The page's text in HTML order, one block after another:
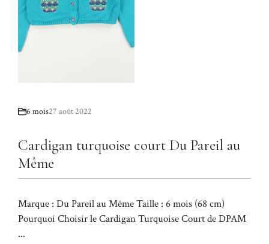
6 mois27 août 2022
Cardigan turquoise court Du Pareil au
Même
Marque : Du Pareil au Même Taille : 6 mois (68 cm)
Pourquoi Choisir le Cardigan Turquoise Court de DPAM
...